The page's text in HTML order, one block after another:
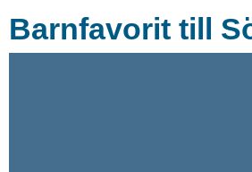
Barnfavorit till